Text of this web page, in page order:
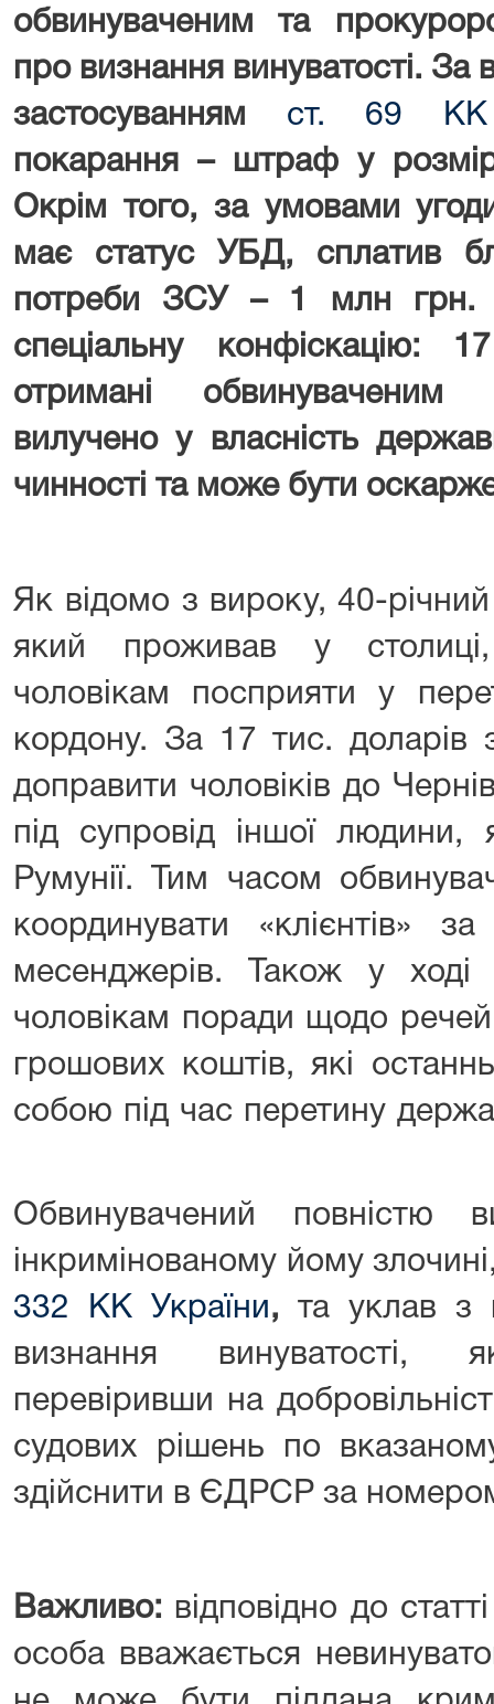
обвинуваченим та
про визнання винуватості. За
застосуванням ст. 69 КК
покарання – штраф у
Окрім того, за умовами
має статус УБД, сплатив
потреби ЗСУ – 1 млн грн.
спеціальну конфіскацію:
отримані
вилучено у власність
чинності та може бути
Як відомо з вироку, 40-
який проживав у
чоловікам посприяти у
кордону. За 17 тис. доларів
доправити чоловіків до
під супровід іншої
Румунії. Тим часом
координувати «клієнтів»
месенджерів. Також у ході
чоловікам поради щодо речей,
грошових коштів, які
собою під час перетину
Обвинувачений
інкримінованому йому
332 КК України, та уклав з
визнання винуватості,
перевіривши на
судових рішень по
здійснити в ЄДРСР за
Важливо: відповідно до
особа вважається